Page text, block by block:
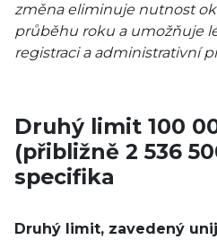
změna eliminuje nutnost
průběhu roku a umožňuje
registraci a administrativní
Druhý limit 100
(přibližně 2 536
specifika
Druhý limit, zavedený